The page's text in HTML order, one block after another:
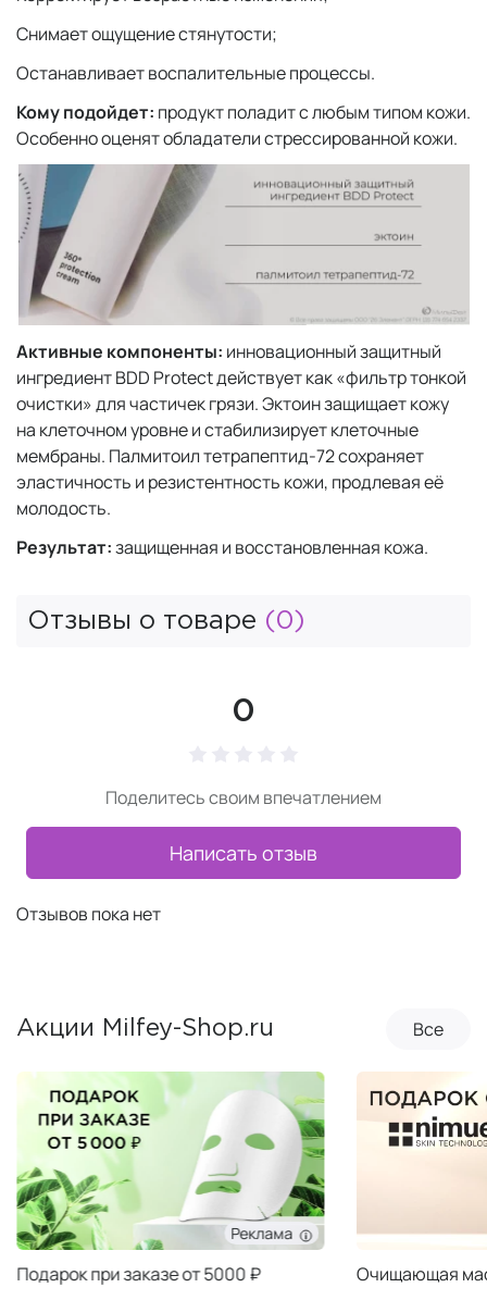
Снимает ощущение стянутости;
Останавливает воспалительные процессы.
Кому подойдет: продукт поладит с любым типом кожи.
Особенно оценят обладатели стрессированной кожи.
Активные компоненты: инновационный защитный
ингредиент BDD Protect действует как «фильтр тонкой
очистки» для частичек грязи. Эктоин защищает кожу
на клеточном уровне и стабилизирует клеточные
мембраны. Палмитоил тетрапептид-72 сохраняет
эластичность и резистентность кожи, продлевая её
молодость.
Результат:защищенная и восстановленная кожа.
Отзывы о товаре (0)
0
Поделитесь своим впечатлением
Написать отзыв
Отзывов пока нет
Акции Milfey-Shop.ru Все
Реклама
Подарок при заказе от 5000 ₽ Очищающая